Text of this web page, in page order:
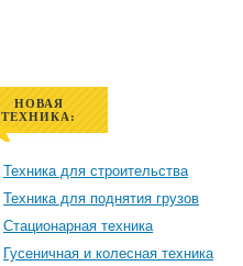
НОВАЯ
ТЕХНИКА:
Техника для строительства
Техника для поднятия грузов
Стационарная техника
Гусеничная и колесная техника